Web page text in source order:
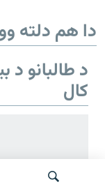
دا هم دلته
د طالبانو
کال